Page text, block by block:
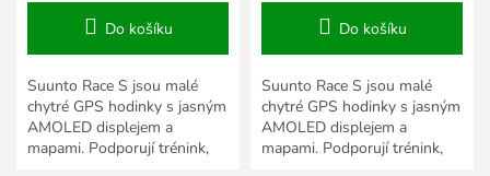
Do košíku
Suunto Race S jsou malé
chytré GPS hodinky s jasným
AMOLED displejem a
mapami. Podporují trénink,
Do košíku
Suunto Race S jsou malé
chytré GPS hodinky s jasným
AMOLED displejem a
mapami. Podporují trénink,